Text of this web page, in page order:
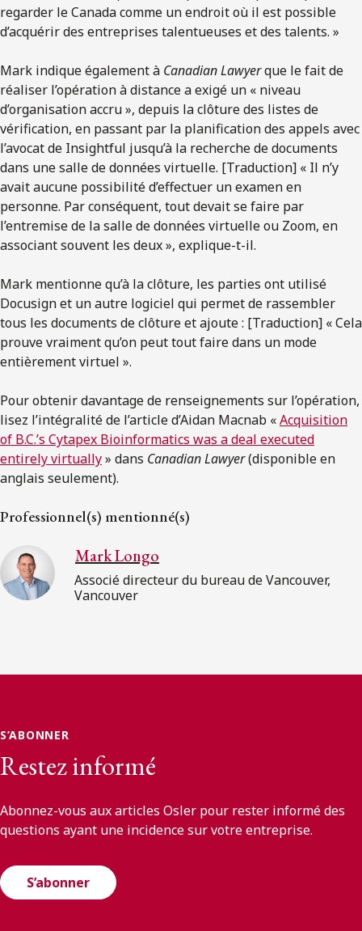
regarder le Canada comme un endroit où il est possible
d’acquérir des entreprises talentueuses et des talents. »
Mark indique également à Canadian Lawyerque le fait de
réaliser l’opération à distance a exigé un « niveau
d’organisation accru », depuis la clôture des listes de
vérification, en passant par la planification des appels avec
l’avocat de Insightful jusqu’à la recherche de documents
dans une salle de données virtuelle. [Traduction] « Il n’y
avait aucune possibilité d’effectuer un examen en
personne. Par conséquent, tout devait se faire par
l’entremise de la salle de données virtuelle ou Zoom, en
associant souvent les deux », explique-t-il.
Mark mentionne qu’à la clôture, les parties ont utilisé
Docusign et un autre logiciel qui permet de rassembler
tous les documents de clôture et ajoute : [Traduction] « Cela
prouve vraiment qu’on peut tout faire dans un mode
entièrement virtuel ».
Pour obtenir davantage de renseignements sur l’opération,
lisez l’intégralité de l’article d’Aidan Macnab «Acquisition
of B.C.’s Cytapex Bioinformatics was a deal executed
entirely virtually» dans Canadian Lawyer(disponible en
anglais seulement).
Professionnel(s) mentionné(s)
Mark Longo
Associé directeur du bureau de Vancouver,
Vancouver
S’ABONNER
Restez informé
Abonnez-vous aux articles Osler pour rester informé des
questions ayant une incidence sur votre entreprise.
S’abonner